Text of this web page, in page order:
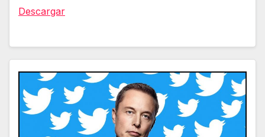
Descargar